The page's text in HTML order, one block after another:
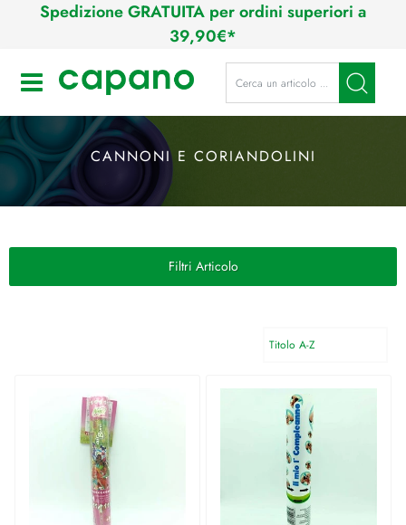
Spedizione GRATUITA per ordini superiori a
39,90€*
Open La modifica di un filtro
CANNONI E CORIANDOLINI
Filtri Articolo